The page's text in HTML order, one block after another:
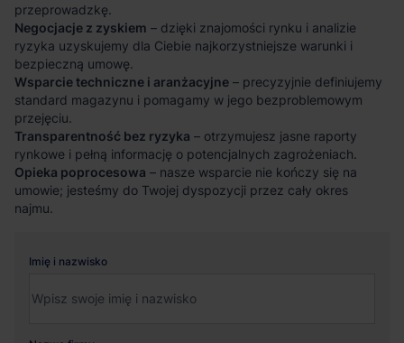
przeprowadzkę.
Negocjacje z zyskiem – dzięki znajomości rynku i analizie
ryzyka uzyskujemy dla Ciebie najkorzystniejsze warunki i
bezpieczną umowę.
Wsparcie techniczne i aranżacyjne – precyzyjnie definiujemy
standard magazynu i pomagamy w jego bezproblemowym
przejęciu.
Transparentność bez ryzyka – otrzymujesz jasne raporty
rynkowe i pełną informację o potencjalnych zagrożeniach.
Opieka poprocesowa – nasze wsparcie nie kończy się na
umowie; jesteśmy do Twojej dyspozycji przez cały okres
najmu.
Imię i nazwisko